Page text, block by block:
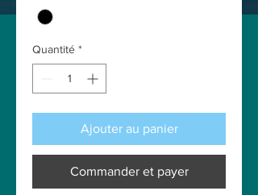
Quantité *
Ajouter au panier
Commander et payer